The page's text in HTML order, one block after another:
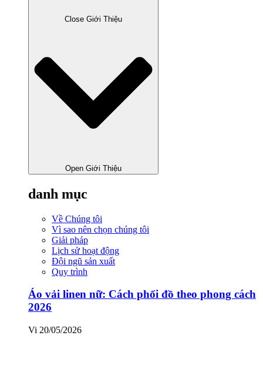
Close Giới Thiệu
Open Giới Thiệu
danh mục
Về Chúng tôi
Vì sao nên chọn chúng tôi
Giải pháp
Lịch sử hoạt động
Đội ngũ sản xuất
Quy trình
Áo vải linen nữ: Cách phối đồ theo phong cách
2026
Vi 20/05/2026